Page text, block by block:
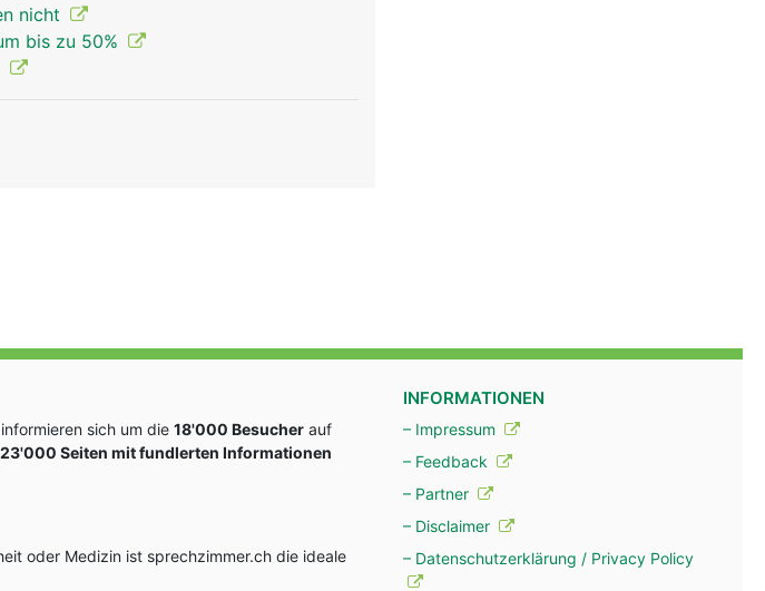
nicht
bis zu 50%
sich um die 18'000 Besucher auf
Seiten mit fundlerten Informationen
oder Medizin ist sprechzimmer.ch die ideale
INFORMATIONEN
– Impressum
– Feedback
– Partner
– Disclaimer
– Datenschutzerklärung / Privacy Policy